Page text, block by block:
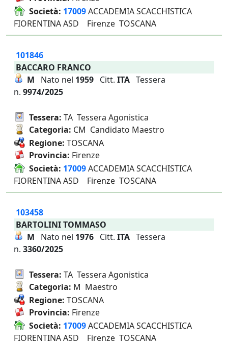
Società: 17009ACCADEMIA SCACCHISTICA
FIORENTINA ASD Firenze TOSCANA
101846
BACCARO FRANCO
M Nato nel 1959 Citt. ITA Tessera
n. 9974/2025
Tessera: TA Tessera Agonistica
Categoria: CM Candidato Maestro
Regione: TOSCANA
Provincia: Firenze
Società: 17009ACCADEMIA SCACCHISTICA
FIORENTINA ASD Firenze TOSCANA
103458
BARTOLINI TOMMASO
M Nato nel 1976 Citt. ITA Tessera
n. 3360/2025
Tessera: TA Tessera Agonistica
Categoria: M Maestro
Regione: TOSCANA
Provincia: Firenze
Società: 17009ACCADEMIA SCACCHISTICA
FIORENTINA ASD Firenze TOSCANA